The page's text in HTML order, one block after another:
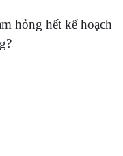
hỏng hết kế hoạch